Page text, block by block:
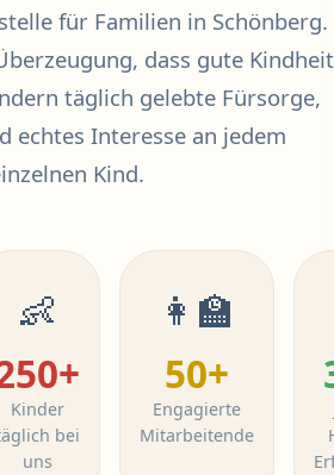
für Familien in Schönberg.
dass gute Kindheit
täglich gelebte Fürsorge,
echtes Interesse an jedem
Kind.
👶
Kinder
bei
uns
👩‍🏫
50+
Engagierte
Mitarbeitende